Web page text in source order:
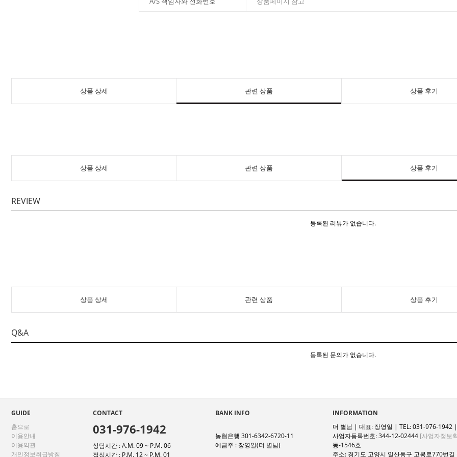
상품 상세 관련 상품 상품 후기
상품 상세 관련 상품 상품 후기
REVIEW
등록된 리뷰가 없습니다.
상품 상세 관련 상품 상품 후기
Q&A
등록된 문의가 없습니다.
GUIDE
홈으로
이용안내
이용약관
개인정보취급방침
CONTACT
031-976-1942
상담시간 : A.M. 09 ~ P.M. 06
점심시간 : P.M. 12 ~ P.M. 01
BANK INFO
농협은행 301-6342-6720-11
예금주 : 장영일(더 별님)
INFORMATION
더 별님 | 대표: 장영일 | TEL: 031-976-1942
사업자등록번호: 344-12-02444 [사업자정보
동-1546호
주소: 경기도 고양시 일산동구 고봉로770번